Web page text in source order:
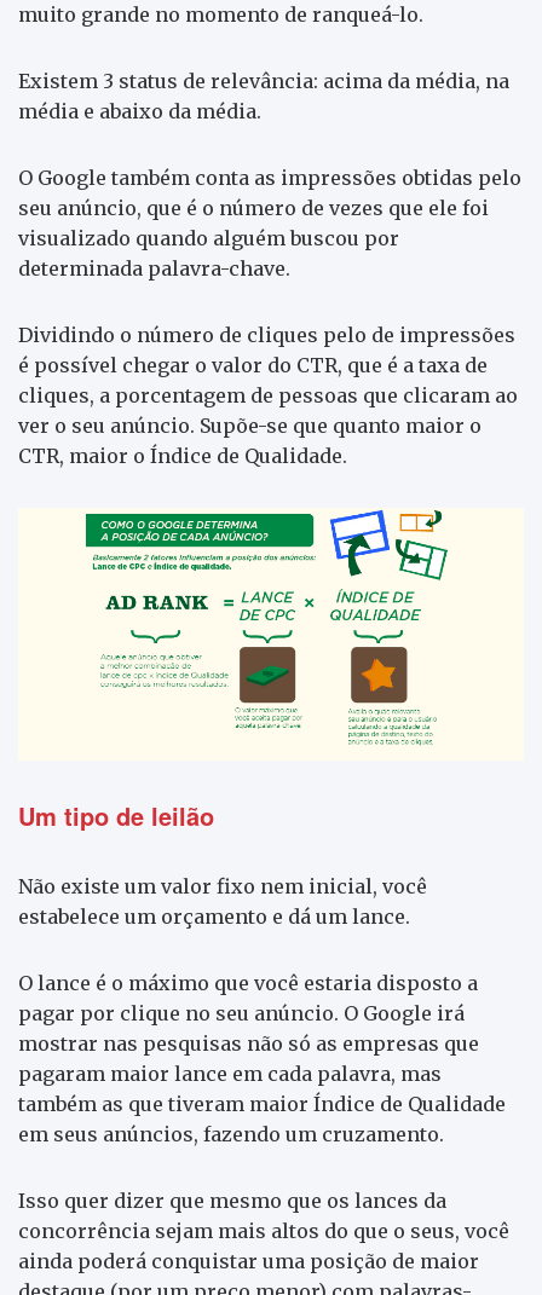
muito grande no momento de ranqueá-lo.
Existem 3 status de relevância: acima da média, na
média e abaixo da média.
O Google também conta as impressões obtidas pelo
seu anúncio, que é o número de vezes que ele foi
visualizado quando alguém buscou por
determinada palavra-chave.
Dividindo o número de cliques pelo de impressões
é possível chegar o valor do CTR, que é a taxa de
cliques, a porcentagem de pessoas que clicaram ao
ver o seu anúncio. Supõe-se que quanto maior o
CTR, maior o Índice de Qualidade.
Um tipo de leilão
Não existe um valor fixo nem inicial, você
estabelece um orçamento e dá um lance.
O lance é o máximo que você estaria disposto a
pagar por clique no seu anúncio. O Google irá
mostrar nas pesquisas não só as empresas que
pagaram maior lance em cada palavra, mas
também as que tiveram maior Índice de Qualidade
em seus anúncios, fazendo um cruzamento.
Isso quer dizer que mesmo que os lances da
concorrência sejam mais altos do que o seus, você
ainda poderá conquistar uma posição de maior